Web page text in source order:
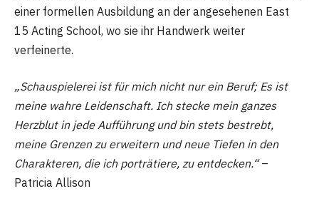
einer formellen Ausbildung an der angesehenen East
15 Acting School, wo sie ihr Handwerk weiter
verfeinerte.
„Schauspielerei ist für mich nicht nur ein Beruf; Es ist
meine wahre Leidenschaft. Ich stecke mein ganzes
Herzblut in jede Aufführung und bin stets bestrebt,
meine Grenzen zu erweitern und neue Tiefen in den
Charakteren, die ich porträtiere, zu entdecken.“–
Patricia Allison